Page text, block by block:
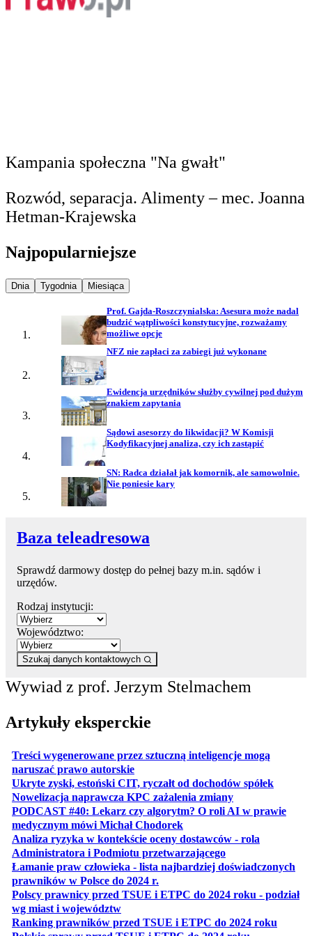
Kampania społeczna "Na gwałt"
Rozwód, separacja. Alimenty – mec. Joanna
Hetman-Krajewska
Najpopularniejsze
Najpopularniejsze wiadomości z
Dnia Najpopularniejsze wiadomości z
Tygodnia Najpopularniejsze wiadomości z
Miesiąca
Prof. Gajda-Roszczynialska: Asesura może nadal
budzić wątpliwości konstytucyjne, rozważamy
możliwe opcje
NFZ nie zapłaci za zabiegi już wykonane
Ewidencja urzędników służby cywilnej pod dużym
znakiem zapytania
Sądowi asesorzy do likwidacji? W Komisji
Kodyfikacyjnej analiza, czy ich zastąpić
SN: Radca działał jak komornik, ale samowolnie.
Nie poniesie kary
Baza teleadresowa
Sprawdź darmowy dostęp do pełnej bazy m.in. sądów i
urzędów.
Rodzaj instytucji:
Województwo:
Szukaj danych kontaktowych
Wywiad z prof. Jerzym Stelmachem
Artykuły eksperckie
Treści wygenerowane przez sztuczną inteligencje mogą
naruszać prawo autorskieotwiera się w nowej karcie
Ukryte zyski, estoński CIT, ryczałt od dochodów spółekotwiera
Nowelizacja naprawcza KPC zażalenia zmianyotwiera się w
PODCAST #40: Lekarz czy algorytm? O roli AI w prawie
medycznym mówi Michał Chodorekotwiera się w nowej karcie
Analiza ryzyka w kontekście oceny dostawców - rola
Administratora i Podmiotu przetwarzającegootwiera się w
Łamanie praw człowieka - lista najbardziej doświadczonych
prawników w Polsce do 2024 r.
Polscy prawnicy przed TSUE i ETPC do 2024 roku - podział
wg miast i województwotwiera się w nowej karcie
Ranking prawników przed TSUE i ETPC do 2024 roku